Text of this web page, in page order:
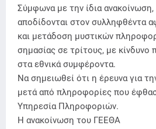
Σύμφωνα με την ίδια ανακοίνωση,
αποδίδονται στον συλληφθέντα
και μετάδοση μυστικών
σημασίας σε τρίτους, με
στα εθνικά συμφέροντα.
Να σημειωθεί ότι η έρευνα για
μετά από πληροφορίες που
Υπηρεσία Πληροφοριών.
Η ανακοίνωση του ΓΕΕΘΑ